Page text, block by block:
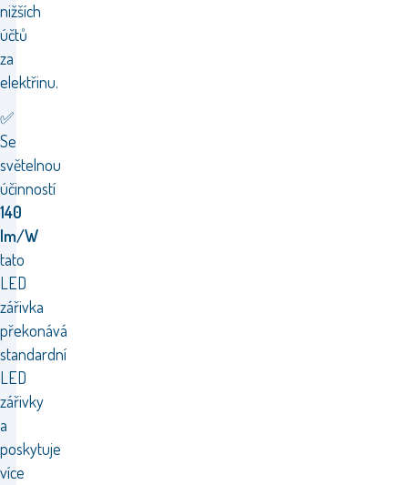
nižších
účtů
za
elektřinu.
✅
Se
světelnou
účinností
140
lm/W
tato
LED
zářivka
překonává
standardní
LED
zářivky
a
poskytuje
více